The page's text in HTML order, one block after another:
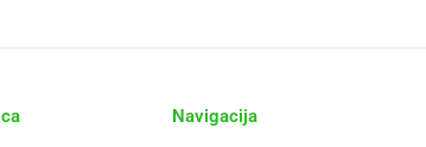
Navigacija